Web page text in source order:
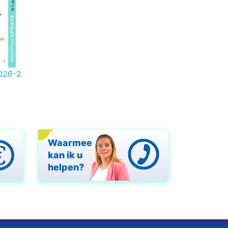
2
Waarmee
kan ik u
helpen?